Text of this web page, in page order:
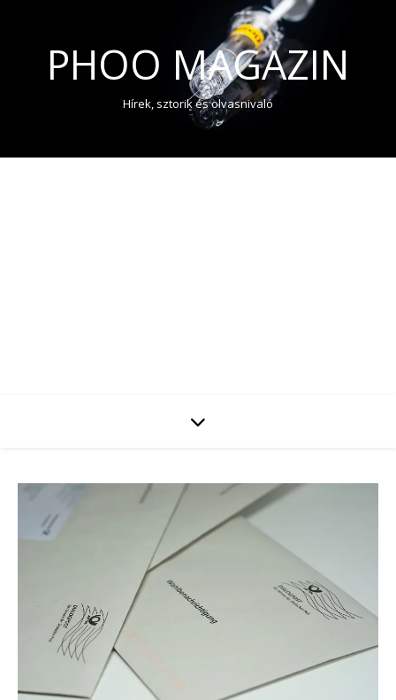
PHOO MAGAZIN
Hírek, sztorik és olvasnivaló